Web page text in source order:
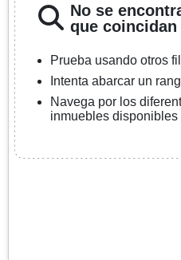
No se
que
Prueba usando otros
Intenta abarcar un
Navega por los
inmuebles disponibles